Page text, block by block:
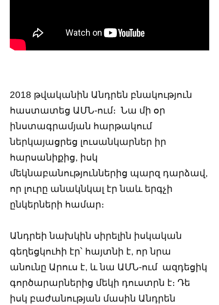
2018 թվականին Անդրեն բնակություն
հաստատեց ԱՄՆ-ում։ Նա մի օր
ինստագրամյան հարթակում
ներկայացրեց լուսանկարներ իր
հարսանիքից, իսկ
մեկնաբանություններից պարզ դարձավ,
որ լուրը անակնկալ էր նաև երգչի
ընկերների համար։
Անդրեի նախկին սիրելին իսկական
գեղեցկուհի էր՝ հայտնի է, որ նրա
անունը Արուս է, և նա ԱՄՆ-ում ազդեցիկ
գործարարներից մեկի դուստրն է։ Դե
իսկ բաժանության մասին Անդրեն